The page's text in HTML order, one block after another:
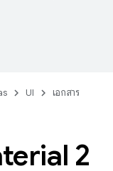
UI เอกสาร
2